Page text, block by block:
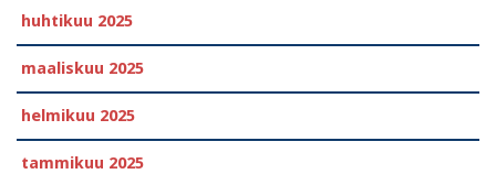
huhtikuu 2025
maaliskuu 2025
helmikuu 2025
tammikuu 2025